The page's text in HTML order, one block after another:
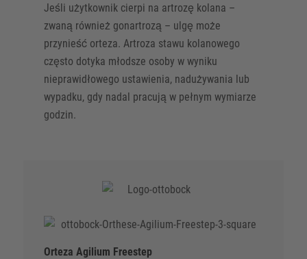
Jeśli użytkownik cierpi na artrozę kolana –
zwaną również gonartrozą – ulgę może
przynieść orteza. Artroza stawu kolanowego
często dotyka młodsze osoby w wyniku
nieprawidłowego ustawienia, nadużywania lub
wypadku, gdy nadal pracują w pełnym wymiarze
godzin.
Orteza Agilium Freestep